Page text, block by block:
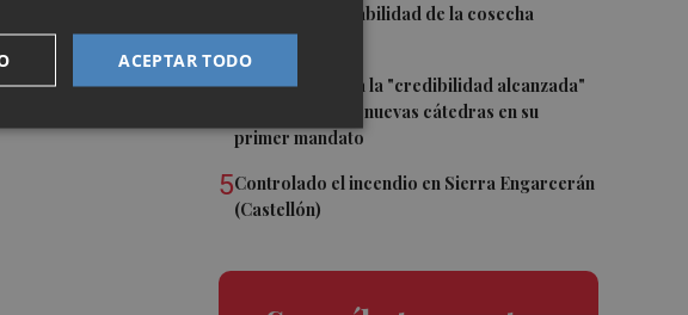
revela la vulnerabilidad de la cosecha
europea
4El CACV destaca la "credibilidad alcanzada"
y la creación de nuevas cátedras en su
primer mandato
5Controlado el incendio en Sierra Engarcerán
(Castellón)
ACEPTAR TODO